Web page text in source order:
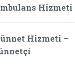
Hizmeti
Hizmeti –